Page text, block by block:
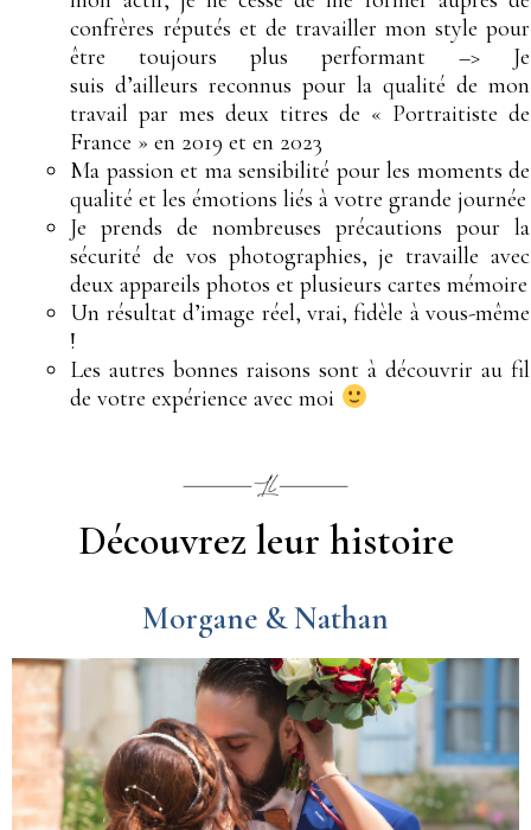
confrères réputés et de travailler mon style pour
être toujours plus performant –> Je
suisd’ailleurs reconnus pour la qualité de mon
travail par mes deux titres de « Portraitiste de
France » en 2019 et en 2023
Ma passion et ma sensibilité pour les moments de
qualité et les émotions liés à votre grande journée
Je prends de nombreuses précautions pour la
sécurité de vos photographies, je travaille avec
deux appareils photos et plusieurs cartes mémoire
Un résultat d’image réel, vrai, fidèle à vous-même
!
Les autres bonnes raisons sont à découvrir au fil
de votre expérience avec moi
Découvrez leur histoire
Morgane & Nathan